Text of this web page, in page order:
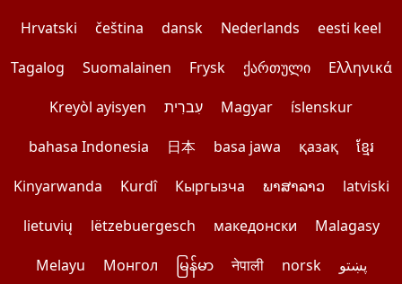
Hrvatski
čeština dansk Nederlands
eesti keel
Tagalog
Suomalainen Frysk ქართული
Ελληνικά
Kreyòl ayisyen
עִברִית Magyar
íslenskur
bahasa Indonesia
日本 basa jawa қазақ
ខ្មែរ
Kinyarwanda
Kurdî Кыргызча ພາສາລາວ
latviski
lietuvių
lëtzebuergesch македонски
Malagasy
Melayu
Монгол မြန်မာ नेपाली norsk پښتو